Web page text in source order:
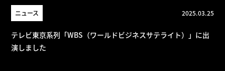
ニュース 2025.03.25
テレビ東京系列「WBS（ワールドビジネスサテライト）」に出
演しました